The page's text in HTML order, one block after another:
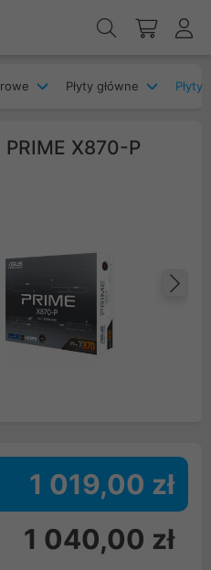
Płyty główne Płyty
PRIME X870-P
1 019,00 zł
1 040,00 zł